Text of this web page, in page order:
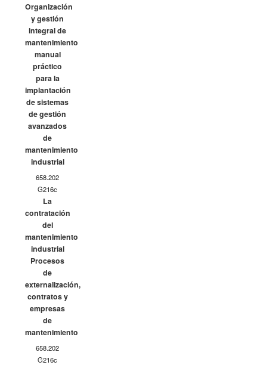
Organización
y gestión
integral de
mantenimiento
manual
práctico
para la
implantación
de sistemas
de gestión
avanzados
de
mantenimiento
industrial
658.202
G216c
La
contratación
del
mantenimiento
industrial
Procesos
de
externalización,
contratos y
empresas
de
mantenimiento
658.202
G216c